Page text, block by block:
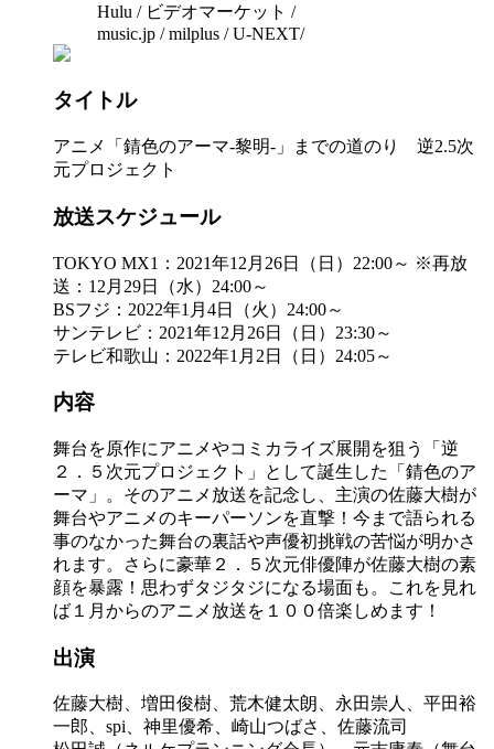
Hulu / ビデオマーケット /
music.jp / milplus / U-NEXT/
タイトル
アニメ「錆色のアーマ-黎明-」までの道のり 逆2.5次
元プロジェクト
放送スケジュール
TOKYO MX1：2021年12月26日（日）22:00～ ※再放
送：12月29日（水）24:00～
BSフジ：2022年1月4日（火）24:00～
サンテレビ：2021年12月26日（日）23:30～
テレビ和歌山：2022年1月2日（日）24:05～
内容
舞台を原作にアニメやコミカライズ展開を狙う「逆
２．５次元プロジェクト」として誕生した「錆色のア
ーマ」。そのアニメ放送を記念し、主演の佐藤大樹が
舞台やアニメのキーパーソンを直撃！今まで語られる
事のなかった舞台の裏話や声優初挑戦の苦悩が明かさ
れます。さらに豪華２．５次元俳優陣が佐藤大樹の素
顔を暴露！思わずタジタジになる場面も。これを見れ
ば１月からのアニメ放送を１００倍楽しめます！
出演
佐藤大樹、増田俊樹、荒木健太朗、永田崇人、平田裕
一郎、spi、神里優希、崎山つばさ、佐藤流司